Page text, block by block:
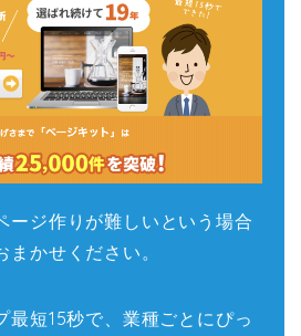
ージ作りが難しいという場合
かせください。
最短15秒で、業種ごとにぴっ